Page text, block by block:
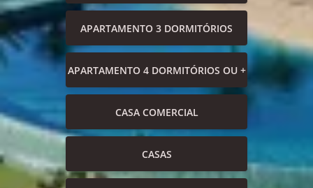
APARTAMENTO 3 DORMITÓRIOS
APARTAMENTO 4 DORMITÓRIOS OU +
CASA COMERCIAL
CASAS